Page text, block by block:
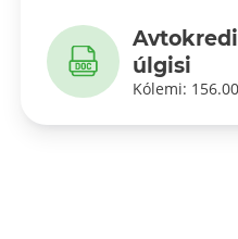
úlgisi
Kólemi: